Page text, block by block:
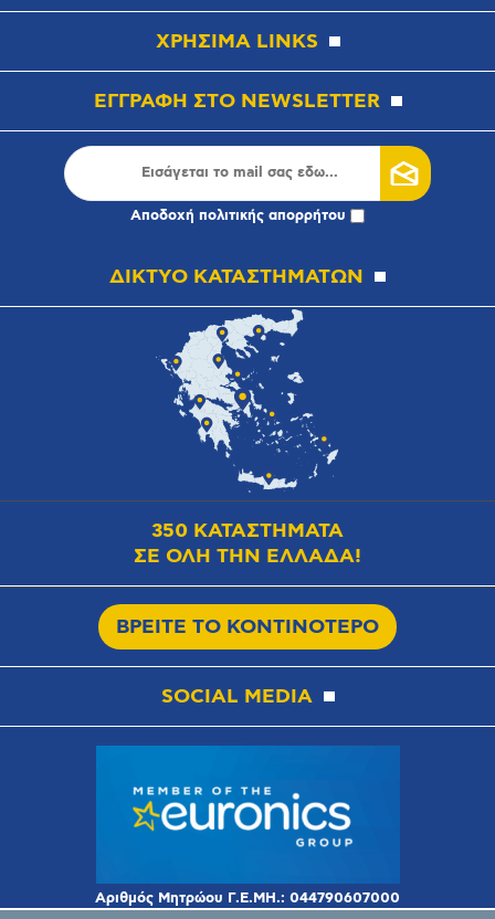
ΧΡΗΣΙΜΑ LINKS
ΕΓΓΡΑΦΗ ΣΤΟ NEWSLETTER
Αποδοχή πολιτικής απορρήτου
ΔΙΚΤΥΟ ΚΑΤΑΣΤΗΜΑΤΩΝ
350 ΚΑΤΑΣΤΗΜΑΤΑ
ΣΕ ΟΛΗ ΤΗΝ ΕΛΛΑΔΑ!
ΒΡΕΙΤΕ ΤΟ ΚΟΝΤΙΝΟΤΕΡΟ
SOCIAL MEDIA